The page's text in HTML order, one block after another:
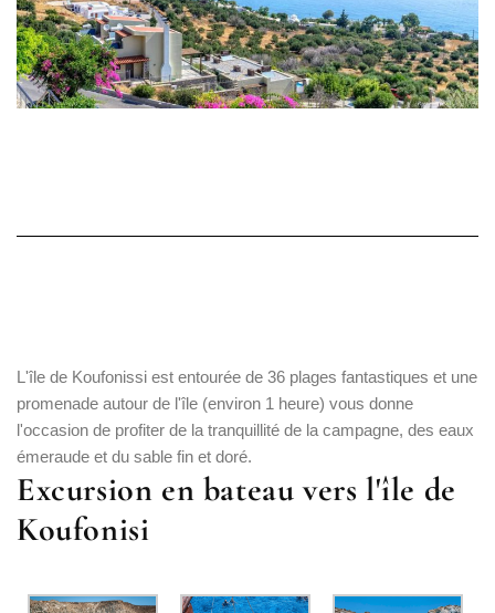
L'île de Koufonissi est entourée de 36 plages fantastiques et une
promenade autour de l'île (environ 1 heure) vous donne
l'occasion de profiter de la tranquillité de la campagne, des eaux
émeraude et du sable fin et doré.
Excursion en bateau vers l'île de
Koufonisi